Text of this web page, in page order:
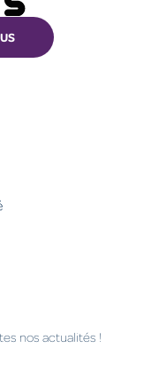
nos actualités !